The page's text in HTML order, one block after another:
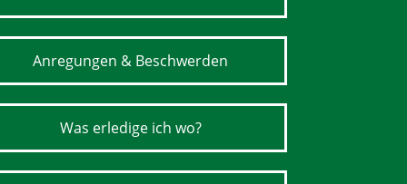
Anregungen & Beschwerden
Was erledige ich wo?